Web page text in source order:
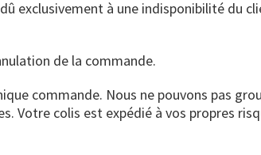
exclusivement à une indisponibilité du
de la commande.
commande. Nous ne pouvons pas
Votre colis est expédié à vos propres